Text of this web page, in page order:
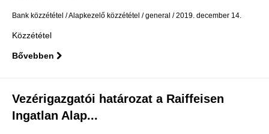
Bank közzététel Alapkezelő közzététel general 2019. december 14.
Közzététel
Bővebben
Vezérigazgatói határozat a Raiffeisen
Ingatlan Alap...